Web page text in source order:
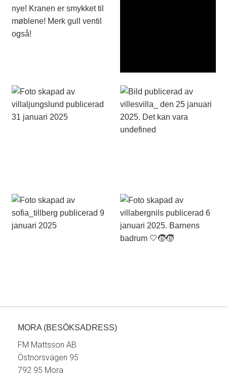
MORA (BESÖKSADRESS)
FM Mattsson AB
Östnorsvägen 95
792 95 Mora